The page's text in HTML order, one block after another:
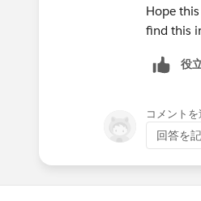
Hope
find this
役
コメントを
回答を